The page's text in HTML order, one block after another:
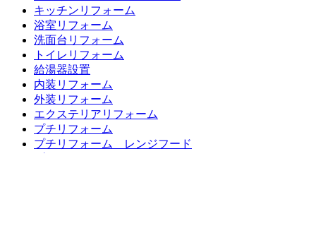
キッチンリフォーム
浴室リフォーム
洗面台リフォーム
トイレリフォーム
給湯器設置
内装リフォーム
外装リフォーム
エクステリアリフォーム
プチリフォーム
プチリフォーム レンジフード